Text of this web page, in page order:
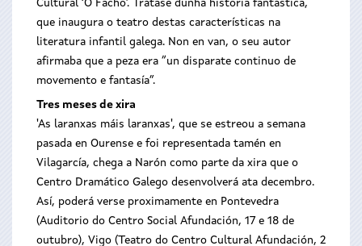
Cultural ‘O Facho’. Trátase dunha historia fantástica,
que inaugura o teatro destas características na
literatura infantil galega. Non en van, o seu autor
afirmaba que a peza era “un disparate continuo de
movemento e fantasía”.
Tres meses de xira
'As laranxas máis laranxas', que se estreou a semana
pasada en Ourense e foi representada tamén en
Vilagarcía, chega a Narón como parte da xira que o
Centro Dramático Galego desenvolverá ata decembro.
Así, poderá verse proximamente en Pontevedra
(Auditorio do Centro Social Afundación, 17 e 18 de
outubro), Vigo (Teatro do Centro Cultural Afundación, 2